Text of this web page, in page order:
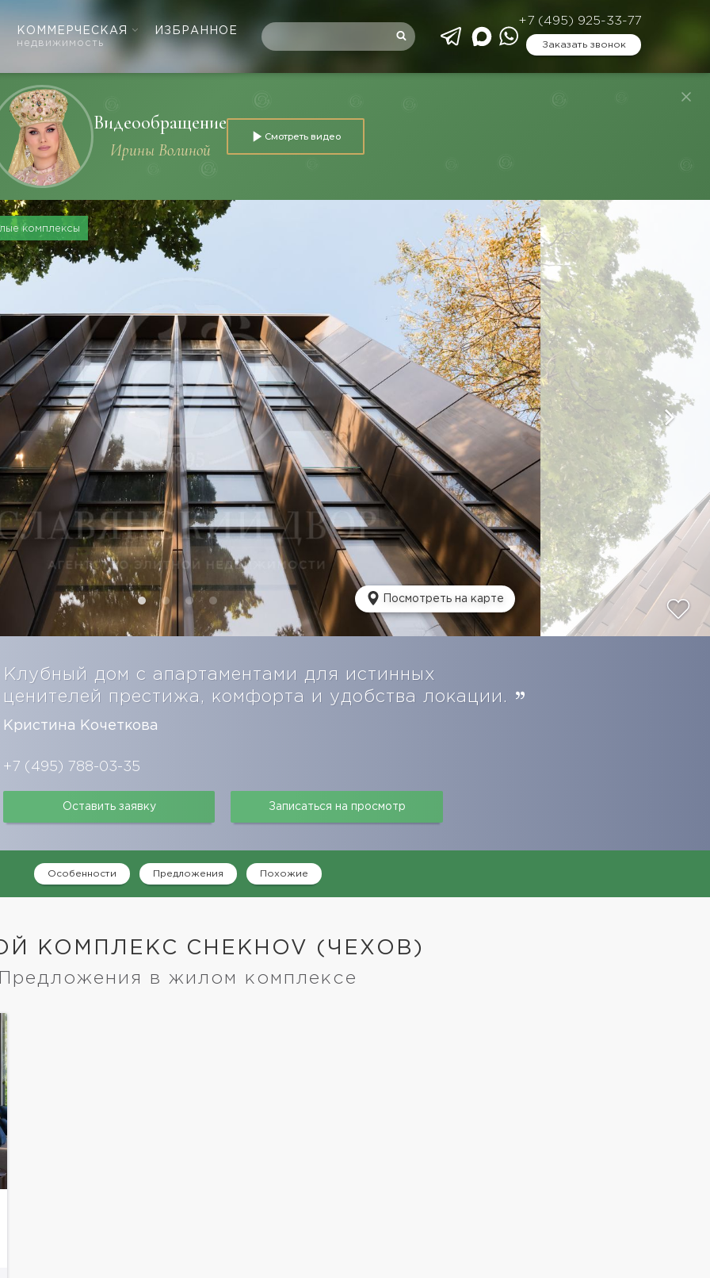
КОММЕРЧЕСКАЯ
недвижимость
ИЗБРАННОЕ
+7 (495) 925-33-77
Заказать звонок
Видеообращение
Ирины Волиной
Смотреть видео
комплексы
Посмотреть на карте
дом с апартаментами для истинных
ценителей престижа, комфорта и удобства локации.
Кристина Кочеткова
+7 (495) 788-03-35
Оставить заявку Записаться на просмотр
Особенности Предложения Похожие
КОМПЛЕКС CHEKHOV (ЧЕХОВ)
в жилом комплексе